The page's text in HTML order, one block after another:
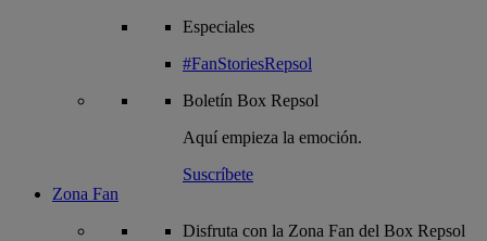
Especiales
#FanStoriesRepsol
Boletín Box Repsol
Aquí empieza la emoción.
Suscríbete
Zona Fan
Disfruta con la Zona Fan del Box Repsol